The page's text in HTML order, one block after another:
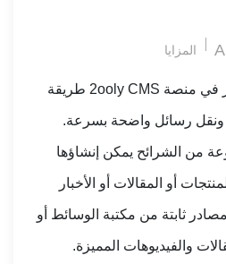
المزايا
يقدم نظام الشريط البارز في منصة 2ooly CMS طريقة
ونقل رسائل واضحة بسرعة.
من الشرائح يمكن إنشاؤها
أو المقالات أو الأخبار
ثابتة من مكتبة الوسائط أو
والفيديوهات المميزة.